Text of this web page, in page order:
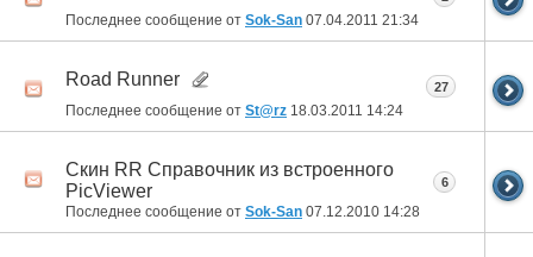
Последнее сообщение от Sok-San 07.04.2011 21:34
Road Runner
Последнее сообщение от St@rz 18.03.2011 14:24
27
Скин RR Справочник из встроенного
PicViewer
Последнее сообщение от Sok-San 07.12.2010 14:28
6